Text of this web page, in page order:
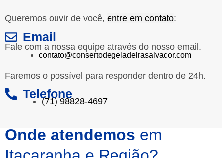
Queremos ouvir de você, entre em contato:
Email
Fale com a nossa equipe através do nosso email.
contato@consertodegeladeirasalvador.com
Faremos o possível para responder dentro de 24h.
Telefone
(71) 98828-4697
Onde atendemos em